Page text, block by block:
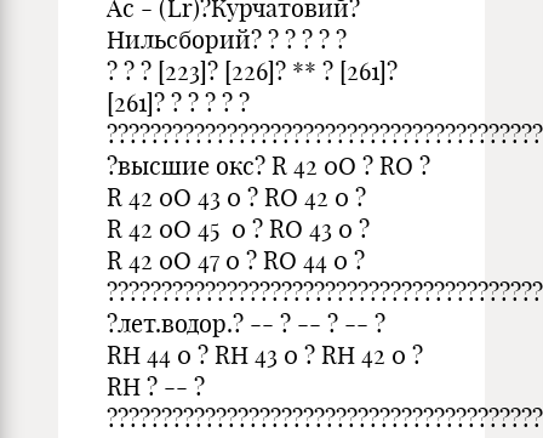
Ac - (Lr)?Курчатовий?
Нильсборий? ? ? ? ? ?
? ? ? [223]? [226]? ** ? [261]?
[261]? ? ? ? ? ?
?высшие окс? R 42 0O ? RO ?
R 42 0O 43 0 ? RO 42 0 ?
R 42 0O 45 0 ? RO 43 0 ?
R 42 0O 47 0 ? RO 44 0 ?
?лет.водор.? -- ? -- ? -- ?
RH 44 0 ? RH 43 0 ? RH 42 0 ?
RH ? -- ?